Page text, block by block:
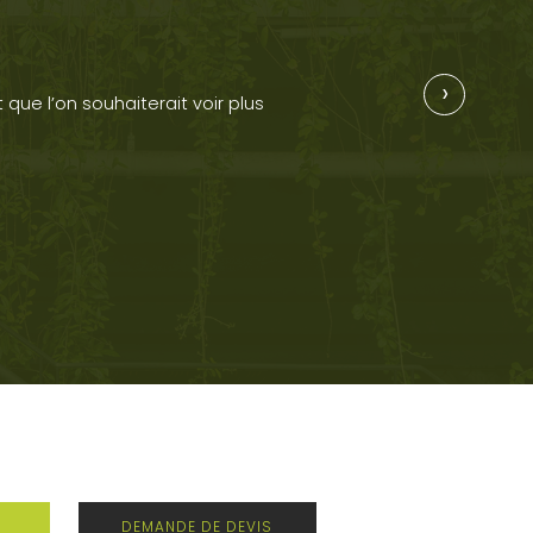
l’on souhaiterait voir plus ›
DEMANDE DE DEVIS